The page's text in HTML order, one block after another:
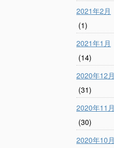
2021年2月
(1)
2021年1月
(14)
2020年12月
(31)
2020年11月
(30)
2020年10月